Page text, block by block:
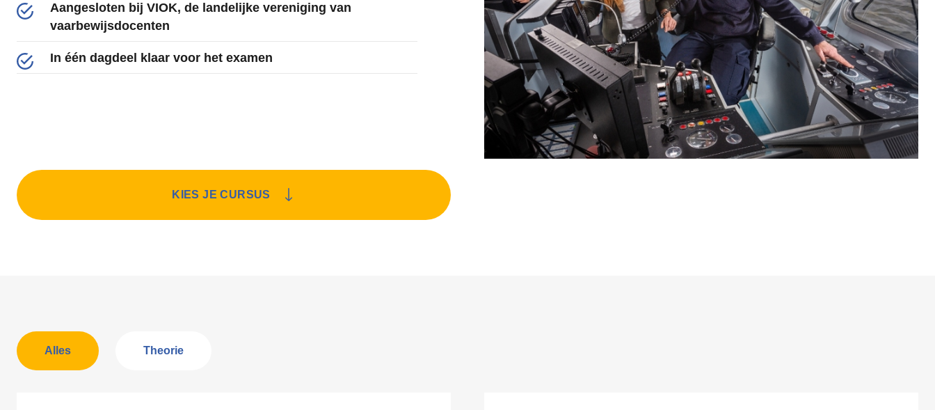
Aangesloten bij VIOK, de landelijke vereniging van
vaarbewijsdocenten
In één dagdeel klaar voor het examen
KIES JE CURSUS
Alles Theorie